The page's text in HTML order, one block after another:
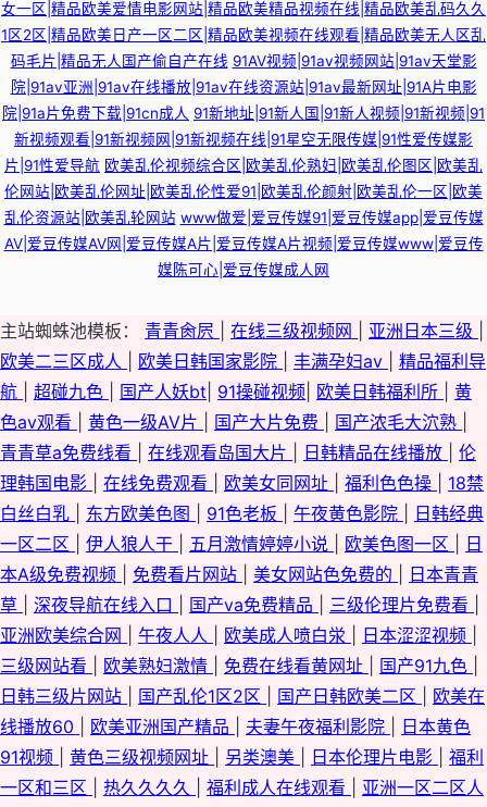
女一区|精品欧美爱情电影网站|精品欧美精品视频在线|精品欧美乱码久久
1区2区|精品欧美日产一区二区|精品欧美视频在线观看|精品欧美无人区乱
码毛片|精品无人国产偷自产在线 91AV视频|91av视频网站|91av天堂影
院|91av亚洲|91av在线播放|91av在线资源站|91av最新网址|91A片电影
院|91a片免费下载|91cn成人 91新地址|91新人国|91新人视频|91新视频|91
新视频观看|91新视频网|91新视频在线|91星空无限传媒|91性爱传媒影
片|91性爱导航 欧美乱伦视频综合区|欧美乱伦熟妇|欧美乱伦图区|欧美乱
伦网站|欧美乱伦网址|欧美乱伦性爱91|欧美乱伦颜射|欧美乱伦一区|欧美
乱伦资源站|欧美乱轮网站 www做爱|爱豆传媒91|爱豆传媒app|爱豆传媒
AV|爱豆传媒AV网|爱豆传媒A片|爱豆传媒A片视频|爱豆传媒www|爱豆传
媒陈可心|爱豆传媒成人网
主站蜘蛛池模板： 青青肏屄 在线三级视频网 亚洲日本三级
欧美二三区成人
欧美日韩国家影院 丰满孕妇av
精品福利导
航
超碰九色 国产人妖bt 91操碰视频 欧美日韩福利所
黄
色av观看
黄色一级AV片 国产大片免费 国产浓毛大泬熟
青青草a免费线看
在线观看岛国大片 日韩精品在线播放
伦
理韩国电影
在线免费观看 欧美女同网址 福利色色操
18禁
白丝白乳
东方欧美色图 91色老板 午夜黄色影院
日韩经典
一区二区
伊人狼人干 五月激情婷婷小说 欧美色图一区
日
本A级免费视频
免费看片网站 美女网站色免费的
日本青青
草
深夜导航在线入口 国产va免费精品 三级伦理片免费看
亚洲欧美综合网
午夜人人 欧美成人喷白泶 日本涩涩视频
三级网站看
欧美熟妇激情 免费在线看黄网址 国产91九色
日韩三级片网站
国产乱伦1区2区 国产日韩欧美二区
欧美在
线播放60
欧美亚洲国产精品 夫妻午夜福利影院
日本黄色
91视频
黄色三级视频网址 另类澳美 日本伦理片电影
福利
一区和三区
热久久久久 福利成人在线观看
亚洲一区二区人